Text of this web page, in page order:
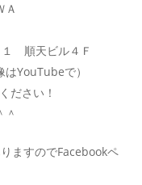
Ａ
１ 順天ビル４Ｆ
はYouTubeで）
ださい！
＾
ますのでFacebookペ